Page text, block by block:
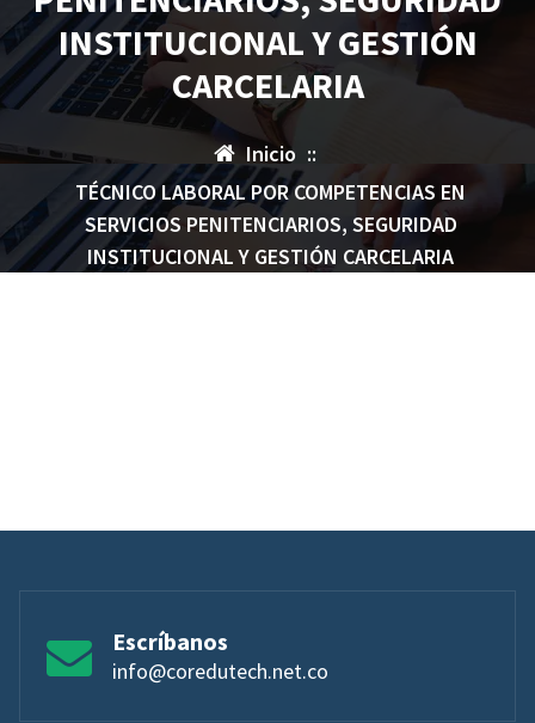
INSTITUCIONAL Y GESTIÓN
CARCELARIA
Inicio ::
TÉCNICO LABORAL POR COMPETENCIAS EN
SERVICIOS PENITENCIARIOS, SEGURIDAD
INSTITUCIONAL Y GESTIÓN CARCELARIA
Escríbanos
info@coredutech.net.co